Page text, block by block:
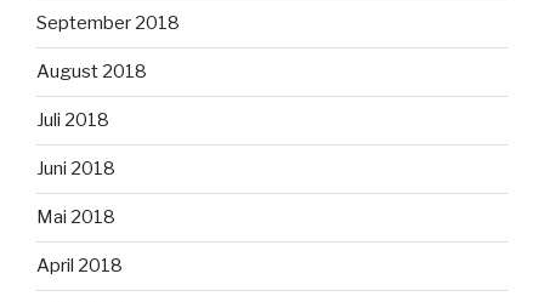
September 2018
August 2018
Juli 2018
Juni 2018
Mai 2018
April 2018